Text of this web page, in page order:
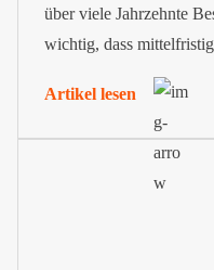
über viele Jahrzehnte
wichtig, dass
auftreten. Aus diesem
Gewährleistungsfristen
nach der Abnahme, in
Artikel lesen